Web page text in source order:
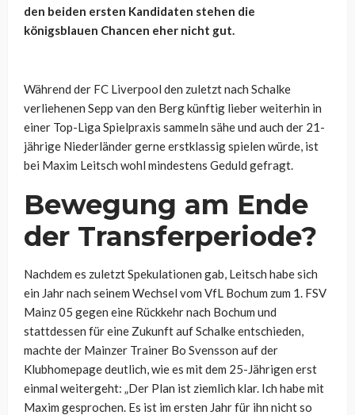
den beiden ersten Kandidaten stehen die
königsblauen Chancen eher nicht gut.
Während der FC Liverpool den zuletzt nach Schalke
verliehenen Sepp van den Berg künftig lieber weiterhin in
einer Top-Liga Spielpraxis sammeln sähe und auch der 21-
jährige Niederländer gerne erstklassig spielen würde, ist
bei Maxim Leitsch wohl mindestens Geduld gefragt.
Bewegung am Ende
der Transferperiode?
Nachdem es zuletzt Spekulationen gab, Leitsch habe sich
ein Jahr nach seinem Wechsel vom VfL Bochum zum 1. FSV
Mainz 05 gegen eine Rückkehr nach Bochum und
stattdessen für eine Zukunft auf Schalke entschieden,
machte der Mainzer Trainer Bo Svensson auf der
Klubhomepage deutlich, wie es mit dem 25-Jährigen erst
einmal weitergeht: „Der Plan ist ziemlich klar. Ich habe mit
Maxim gesprochen. Es ist im ersten Jahr für ihn nicht so